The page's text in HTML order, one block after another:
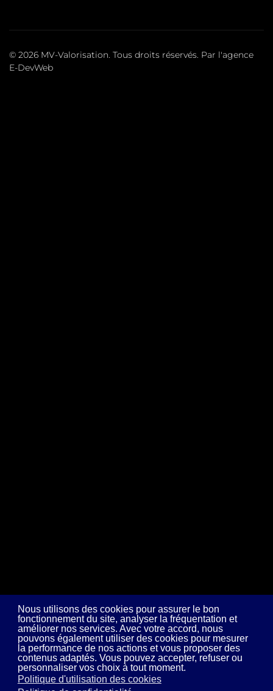
Nous utilisons des cookies pour assurer le bon
fonctionnement du site, analyser la fréquentation et
améliorer nos services. Avec votre accord, nous
pouvons également utiliser des cookies pour mesurer
la performance de nos actions et vous proposer des
contenus adaptés. Vous pouvez accepter, refuser ou
personnaliser vos choix à tout moment.
Politique d'utilisation des cookies
© 2026 MV-Valorisation. Tous droits réservés. Par l'agence
E-DevWeb